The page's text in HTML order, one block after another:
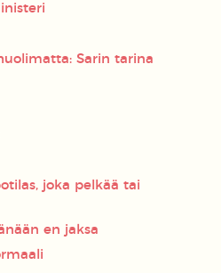
Sarin tarina
joka pelkää tai
en jaksa